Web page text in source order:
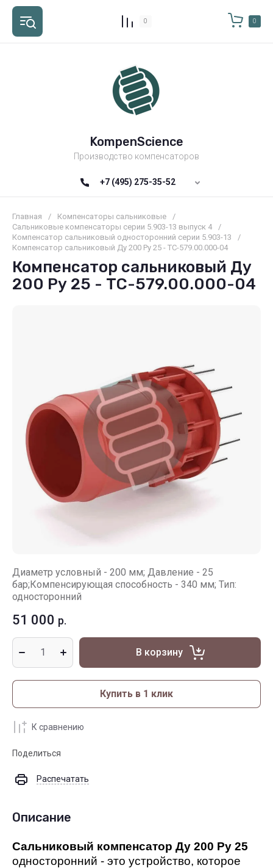
0 0
KompenScience
Производство компенсаторов
+7 (495) 275-35-52
Главная / Компенсаторы сальниковые
/
Сальниковые компенсаторы серии 5.903-13 выпуск 4
/
Компенсатор сальниковый односторонний серии 5.903-13
/
Компенсатор сальниковый Ду 200 Ру 25 - ТС-579.00.000-04
Компенсатор сальниковый Ду
200 Ру 25 - ТС-579.00.000-04
Диаметр условный - 200 мм; Давление - 25
бар;Компенсирующая способность - 340 мм; Тип:
односторонний
51 000 р.
В корзину
Купить в 1 клик
К сравнению
Поделиться
Распечатать
Описание
Сальниковый компенсатор Ду 200 Ру 25
односторонний - это устройство, которое